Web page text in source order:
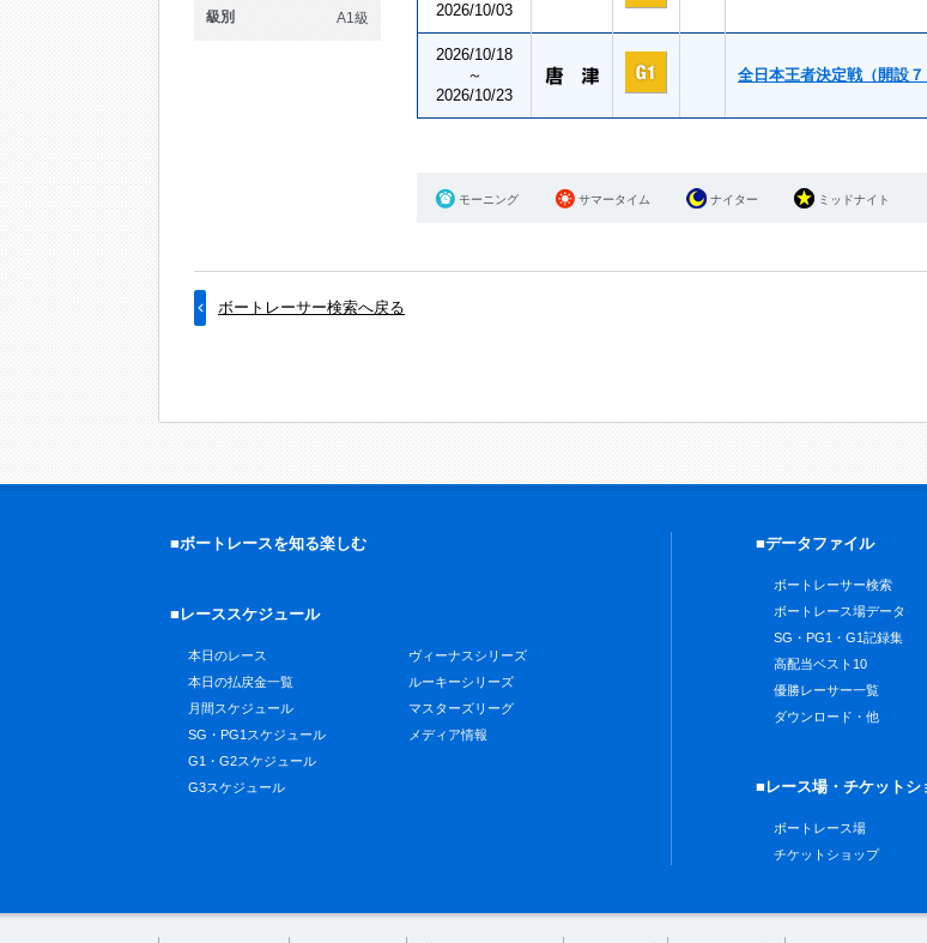
級別 A1級
2026/10/03
2026/10/18
～
2026/10/23
全日本王者決定戦（開設７
モーニング サマータイム ナイター ミッドナイト
ボートレーサー検索へ戻る
■ボートレースを知る楽しむ
■レーススケジュール
本日のレース
本日の払戻金一覧
月間スケジュール
SG・PG1スケジュール
G1・G2スケジュール
G3スケジュール
ヴィーナスシリーズ
ルーキーシリーズ
マスターズリーグ
メディア情報
■データファイル
ボートレーサー検索
ボートレース場データ
SG・PG1・G1記録集
高配当ベスト10
優勝レーサー一覧
ダウンロード・他
■レース場・チケットシ
ボートレース場
チケットショップ